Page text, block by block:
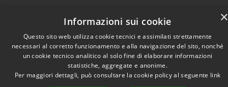
×
Informazioni sui cookie
Questo sito web utilizza cookie tecnici e assimilati strettamente
necessari al corretto funzionamento e alla navigazione del sito, nonché
un cookie tecnico analitico al solo fine di elaborare informazioni
statistiche, aggregate e anonime.
Per maggiori dettagli, può consultare la cookie policy al seguente link